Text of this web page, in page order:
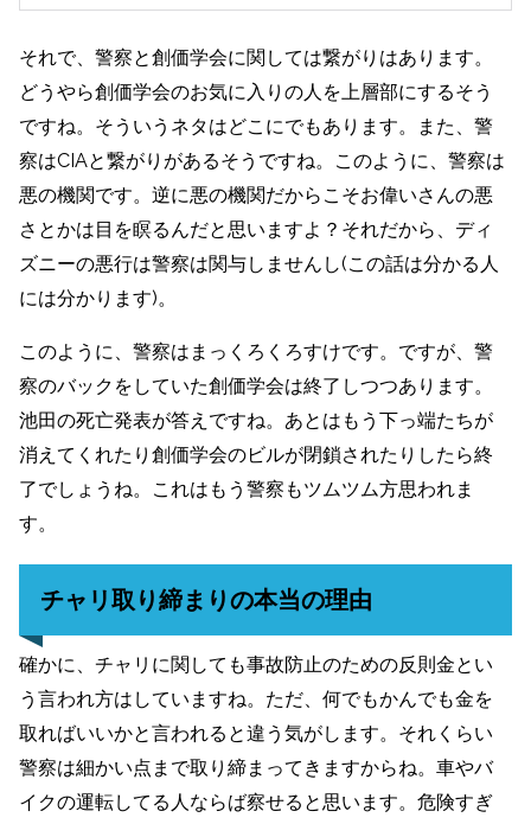
それで、警察と創価学会に関しては繋がりはあります。
どうやら創価学会のお気に入りの人を上層部にするそう
ですね。そういうネタはどこにでもあります。また、警
察はCIAと繋がりがあるそうですね。このように、警察は
悪の機関です。逆に悪の機関だからこそお偉いさんの悪
さとかは目を瞑るんだと思いますよ？それだから、ディ
ズニーの悪行は警察は関与しませんし(この話は分かる人
には分かります)。
このように、警察はまっくろくろすけです。ですが、警
察のバックをしていた創価学会は終了しつつあります。
池田の死亡発表が答えですね。あとはもう下っ端たちが
消えてくれたり創価学会のビルが閉鎖されたりしたら終
了でしょうね。これはもう警察もツムツム方思われま
す。
チャリ取り締まりの本当の理由
確かに、チャリに関しても事故防止のための反則金とい
う言われ方はしていますね。ただ、何でもかんでも金を
取ればいいかと言われると違う気がします。それくらい
警察は細かい点まで取り締まってきますからね。車やバ
イクの運転してる人ならば察せると思います。危険すぎ